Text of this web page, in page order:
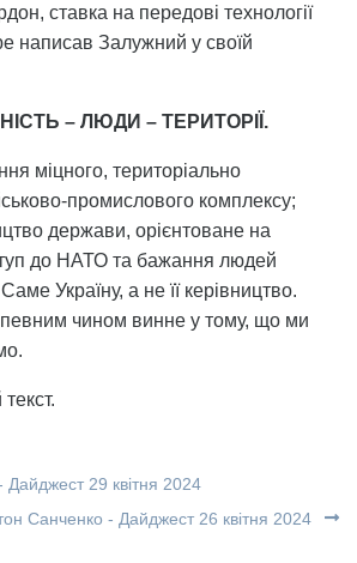
ставка на передові технології
написав Залужний у своїй
– ЛЮДИ – ТЕРИТОРІЇ.
міцного, територіально
промислового комплексу;
держави, орієнтоване на
до НАТО та бажання людей
Україну, а не її керівництво.
чином винне у тому, що ми
29 квітня 2024
Санченко - Дайджест 26 квітня 2024